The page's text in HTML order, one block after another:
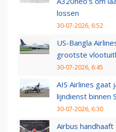
lossen
30-07-2026, 6:52
US-Bangla
grootste
30-07-2026, 6:45
AIS Airlines gaat
lijndienst binnen
30-07-2026, 6:30
Airbus